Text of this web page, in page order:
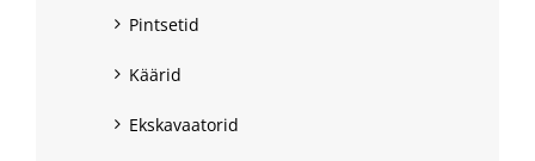
Pintsetid
Käärid
Ekskavaatorid